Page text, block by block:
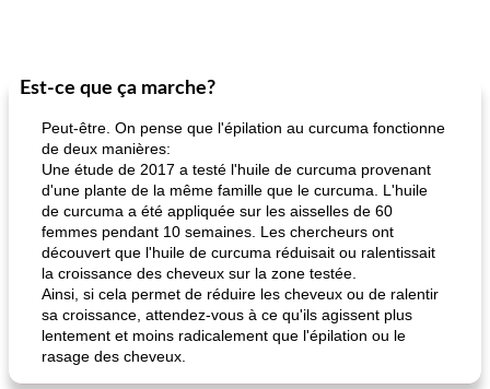
Est-ce que ça marche?
Peut-être. On pense que l'épilation au curcuma fonctionne
de deux manières:
Une étude de 2017 a testé l'huile de curcuma provenant
d'une plante de la même famille que le curcuma. L'huile
de curcuma a été appliquée sur les aisselles de 60
femmes pendant 10 semaines. Les chercheurs ont
découvert que l'huile de curcuma réduisait ou ralentissait
la croissance des cheveux sur la zone testée.
Ainsi, si cela permet de réduire les cheveux ou de ralentir
sa croissance, attendez-vous à ce qu'ils agissent plus
lentement et moins radicalement que l'épilation ou le
rasage des cheveux.